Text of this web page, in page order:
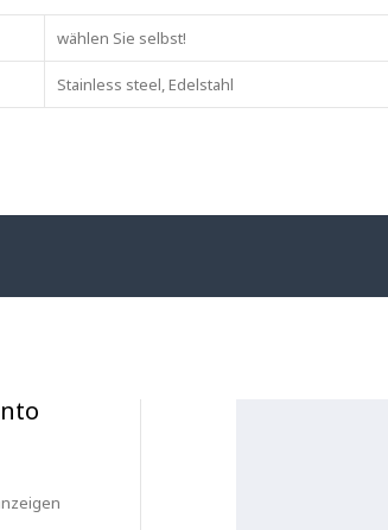
wählen Sie selbst!
Stainless steel, Edelstahl